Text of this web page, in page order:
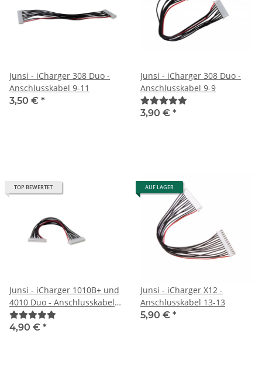
Junsi - iCharger 308 Duo -
Anschlusskabel 9-11
3,50 € *
Junsi - iCharger 308 Duo -
Anschlusskabel 9-9
3,90 € *
TOP BEWERTET
Junsi - iCharger 1010B+ und
4010 Duo - Anschlusskabel
11-11
4,90 € *
AUF LAGER
Junsi - iCharger X12 -
Anschlusskabel 13-13
5,90 € *